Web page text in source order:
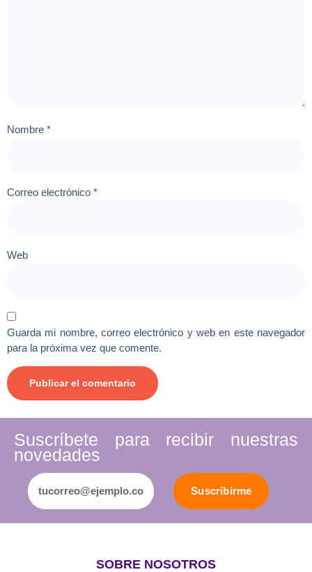
Nombre *
Correo electrónico *
Web
Guarda mi nombre, correo electrónico y web en este navegador
para la próxima vez que comente.
Suscríbete para recibir nuestras
novedades
Suscribirme
SOBRE NOSOTROS